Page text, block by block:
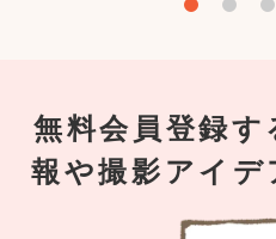
無料会員登録
報や撮影アイ